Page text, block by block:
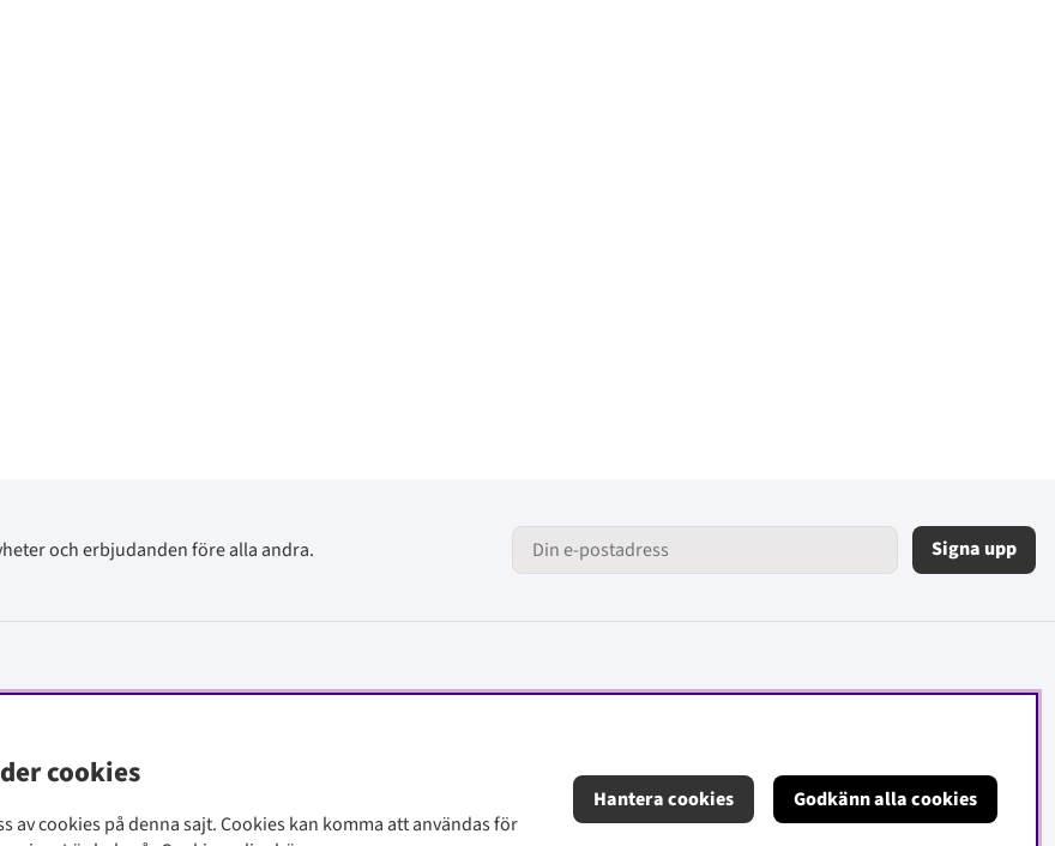
och erbjudanden före alla andra. Signa upp
cookies
av cookies på denna sajt.Cookies kan komma att användas för
Hantera cookies Godkänn alla cookies